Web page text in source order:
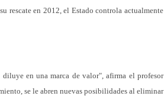
rescate en 2012, el Estado controla actualmente
en una marca de valor", afirma el profesor
se le abren nuevas posibilidades al eliminar